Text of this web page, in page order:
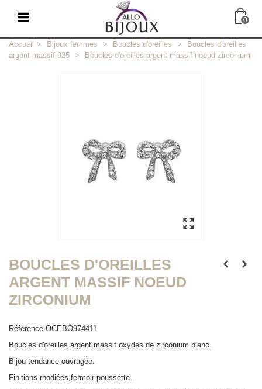
0
Accueil > Bijoux femmes > Boucles d'oreilles >
Boucles d'oreilles
argent massif 925 > Boucles d'oreilles argent massif noeud zirconium
BOUCLES D'OREILLES
ARGENT MASSIF NOEUD
ZIRCONIUM
Référence OCEBO974411
Boucles d'oreilles argent massif oxydes de zirconium blanc.
Bijou tendance ouvragée.
Finitions rhodiées,fermoir poussette.